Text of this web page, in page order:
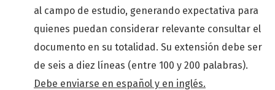
al campo de estudio, generando expectativa para
quienes puedan considerar relevante consultar el
documento en su totalidad. Su extensión debe ser
de seis a diez líneas (entre 100 y 200 palabras).
Debe enviarse en español y en inglés.